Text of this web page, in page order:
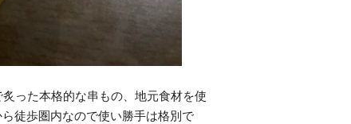
った本格的な串もの、地元食材を使
徒歩圏内なので使い勝手は格別で